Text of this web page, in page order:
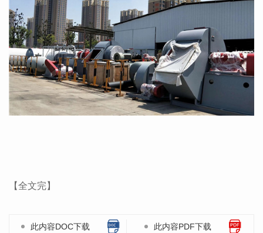
【全文完】
此内容DOC下载 此内容PDF下载